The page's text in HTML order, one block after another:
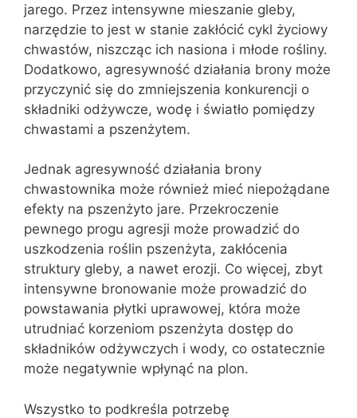
jarego. Przez intensywne mieszanie gleby,
narzędzie to jest w stanie zakłócić cykl życiowy
chwastów, niszcząc ich nasiona i młode rośliny.
Dodatkowo, agresywność działania brony może
przyczynić się do zmniejszenia konkurencji o
składniki odżywcze, wodę i światło pomiędzy
chwastami a pszenżytem.
Jednak agresywność działania brony
chwastownika może również mieć niepożądane
efekty na pszenżyto jare. Przekroczenie
pewnego progu agresji może prowadzić do
uszkodzenia roślin pszenżyta, zakłócenia
struktury gleby, a nawet erozji. Co więcej, zbyt
intensywne bronowanie może prowadzić do
powstawania płytki uprawowej, która może
utrudniać korzeniom pszenżyta dostęp do
składników odżywczych i wody, co ostatecznie
może negatywnie wpłynąć na plon.
Wszystko to podkreśla potrzebę